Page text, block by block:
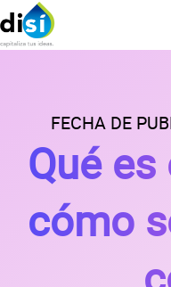
Factoraje
Crédito simple
Crédito revolvente
Simulador
Simulador crédito
Simulador crédito
Sobre DiSí
Nuestra misión
¿Qué es DiSí?
Lo que ofrecemos
Contacto
Blog
FECHA DE
Qué es
cómo